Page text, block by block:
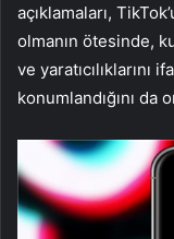
açıklamaları,
olmanın ötesinde,
ve yaratıcılıklarını
konumlandığını da